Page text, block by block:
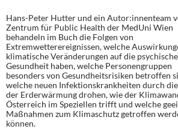
Hans-Peter Hutter und ein Autor:innenteam
Zentrum für Public Health der MedUni Wien
behandeln im Buch die Folgen von
Extremwetterereignissen, welche
klimatische Veränderungen auf die psychische
Gesundheit haben, welche Personengruppen
besonders von Gesundheitsrisiken betroffen
welche neuen Infektionskrankheiten durch
der Erderwärmung drohen, wie der
Österreich im Speziellen trifft und welche
Maßnahmen zum Klimaschutz getroffen
können.